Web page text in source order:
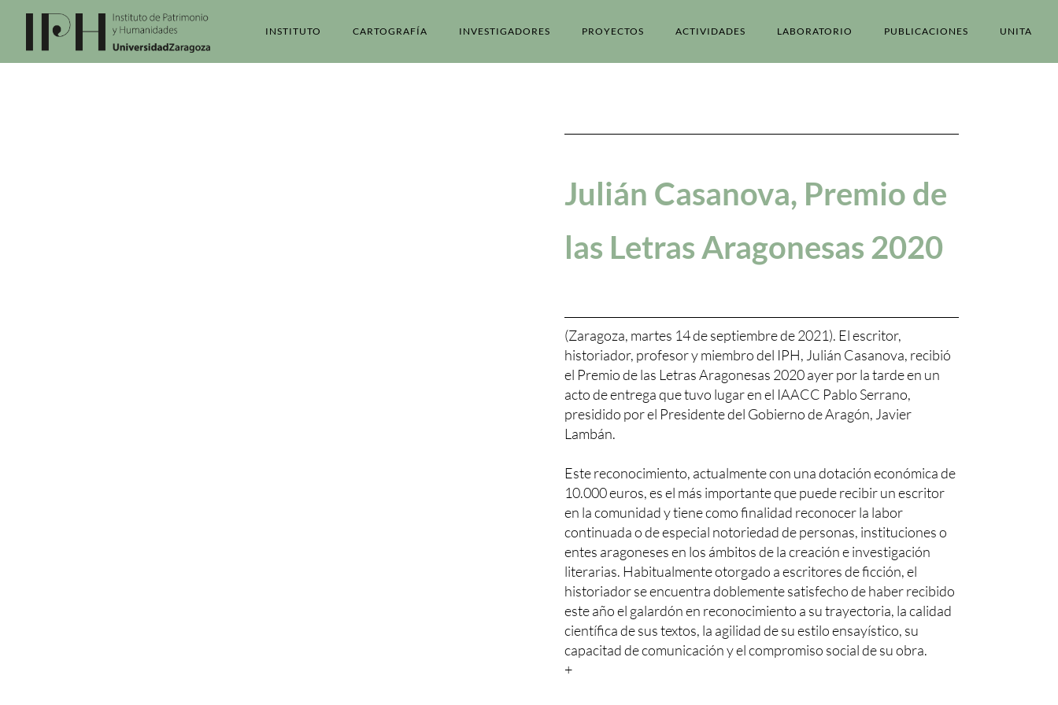
INSTITUTO CARTOGRAFÍA INVESTIGADORES PROYECTOS ACTIVIDADES LABORATORIO PUBLICACIONES UNITA
Julián Casanova, Premio de
las Letras Aragonesas 2020
(Zaragoza, martes 14 de septiembre de 2021). El escritor,
historiador, profesor y miembro del IPH, Julián Casanova, recibió
el Premio de las Letras Aragonesas 2020 ayer por la tarde en un
acto de entrega que tuvo lugar en el IAACC Pablo Serrano,
presidido por el Presidente del Gobierno de Aragón, Javier
Lambán.
Este reconocimiento, actualmente con una dotación económica de
10.000 euros, es el más importante que puede recibir un escritor
en la comunidad y tiene como finalidad reconocer la labor
continuada o de especial notoriedad de personas, instituciones o
entes aragoneses en los ámbitos de la creación e investigación
literarias. Habitualmente otorgado a escritores de ficción, el
historiador se encuentra doblemente satisfecho de haber recibido
este año el galardón en reconocimiento a su trayectoria, la calidad
científica de sus textos, la agilidad de su estilo ensayístico, su
capacitad de comunicación y el compromiso social de su obra.
+